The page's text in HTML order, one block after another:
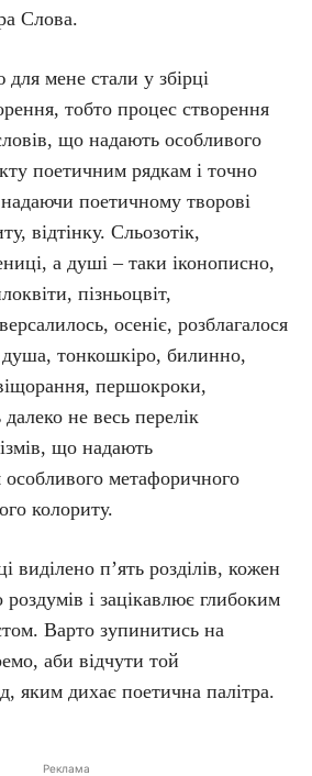
Слова.
мене стали у збірці
тобто процес створення
що надають особливого
поетичним рядкам і точно
поетичному творові
відтінку. Сльозотік,
а душі – таки іконописно,
пізньоцвіт,
осеніє, розблагалося
душа, тонкошкіро, билинно,
першокроки,
не весь перелік
що надають
метафоричного
колориту.
виділено п’ять розділів, кожен
і зацікавлює глибоким
Варто зупинитись на
аби відчути той
яким дихає поетична палітра.
Реклама